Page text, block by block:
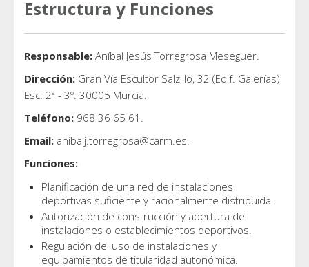
Estructura y Funciones
Responsable: Aníbal Jesús Torregrosa Meseguer.
Dirección: Gran Vía Escultor Salzillo, 32 (Edif. Galerías)
Esc. 2ª - 3º. 30005 Murcia.
Teléfono: 968 36 65 61.
Email: anibalj.torregrosa@carm.es.
Funciones:
Planificación de una red de instalaciones
deportivas suficiente y racionalmente distribuida.
Autorización de construcción y apertura de
instalaciones o establecimientos deportivos.
Regulación del uso de instalaciones y
equipamientos de titularidad autonómica.